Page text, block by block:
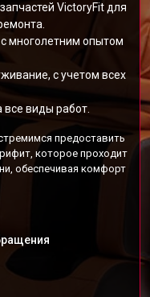
VictoryFit для
многолетним опытом
с учетом всех
виды работ.
предоставить
которое проходит
обеспечивая комфорт